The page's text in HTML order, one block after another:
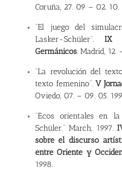
Coruña, 27. 09 – 02. 10.
“El juego del
Lasker-Schüler”.IX
Germánicos . Madrid, 12.
“La revolución del
texto femenino”. V
Oviedo, 07. – 09. 05.
“Ecos orientales en
Schüler.” March, 1997.
sobre el discurso
entre Oriente y
1998.